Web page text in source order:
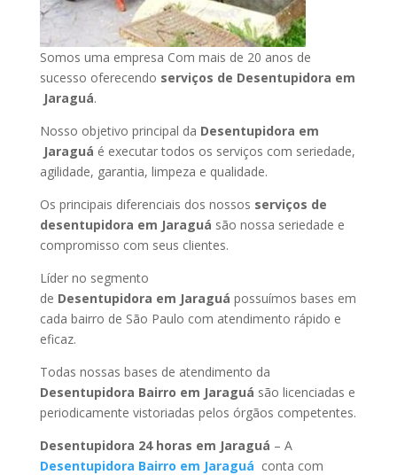
Somos uma empresa Com mais de 20 anos de
sucesso oferecendo serviços de Desentupidora em
Jaraguá.
Nosso objetivo principal da Desentupidora em
Jaraguá é executar todos os serviços com seriedade,
agilidade, garantia, limpeza e qualidade.
Os principais diferenciais dos nossos serviços de
desentupidora em Jaraguá são nossa seriedade e
compromisso com seus clientes.
Líder no segmento
de Desentupidora em Jaraguá possuímos bases em
cada bairro de São Paulo com atendimento rápido e
eficaz.
Todas nossas bases de atendimento da
Desentupidora Bairro em Jaraguá são licenciadas e
periodicamente vistoriadas pelos órgãos competentes.
Desentupidora 24 horas em Jaraguá – A
Desentupidora Bairro em Jaraguá conta com